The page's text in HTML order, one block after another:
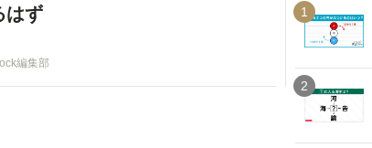
はず
編集部
1
2